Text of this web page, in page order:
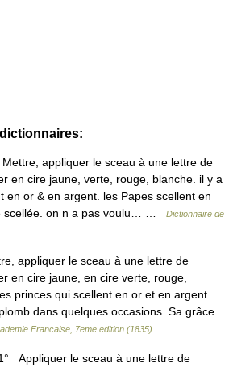
appliquer le sceau à une lettre de
en cire jaune, verte, rouge, blanche. il y a
en or & en argent. les Papes scellent en
scellée. on n a pas voulu… …
Dictionnaire de
appliquer le sceau à une lettre de
en cire jaune, en cire verte, rouge,
princes qui scellent en or et en argent.
dans quelques occasions. Sa grâce
Francaise, 7eme edition (1835)
Appliquer le sceau à une lettre de